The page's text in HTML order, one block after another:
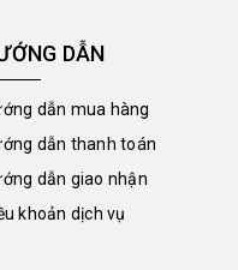
DẪN
dẫn mua hàng
dẫn thanh toán
dẫn giao nhận
khoản dịch vụ